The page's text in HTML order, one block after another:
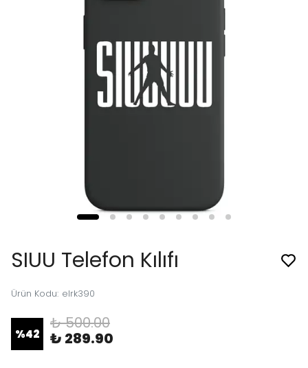
SIUU Telefon Kılıfı
Ürün Kodu: elrk390
%42
₺ 500.00
₺ 289.90